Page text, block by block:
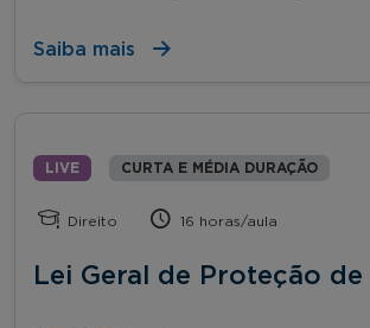
Saiba mais
LIVE CURTA E MÉDIA DURAÇÃO
Direito 16 horas/aula
Lei Geral de Proteção de